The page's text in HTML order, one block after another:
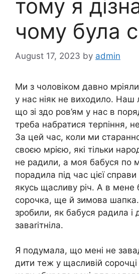
тому я
чому була
August 17, 2023 by admin
Ми з чоловіком давно
у нас ніяк не виходило. Наш
що зі здо ров’ям у нас в
треба набратися терпіння,
За цей час, коли ми
своєю мрією, які тільки
не радили, а моя бабуся по
порадила під час цієї
якусь щасливу річ. А в мене
сорочка, ще й зимова
зробили, як бабуся радила і
заваrітніла.
Я подумала, що мені не
дити теж у щасливій